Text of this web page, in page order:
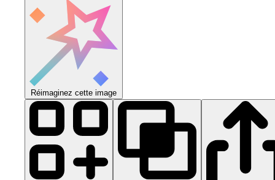
Réimaginez cette image